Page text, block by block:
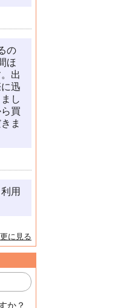
の
ほ
出
迅
し
買
ま
用
更に見る
か？